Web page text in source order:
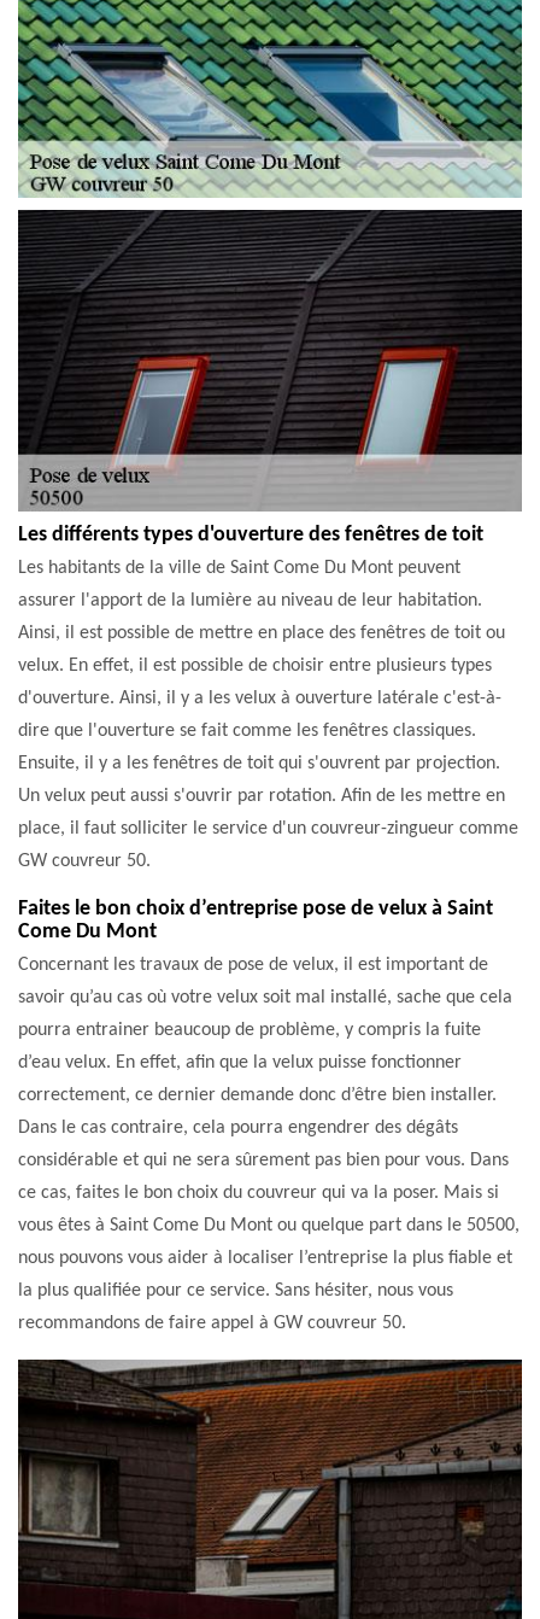
Les différents types d'ouverture des fenêtres de toit
Les habitants de la ville de Saint Come Du Mont peuvent
assurer l'apport de la lumière au niveau de leur habitation.
Ainsi, il est possible de mettre en place des fenêtres de toit ou
velux. En effet, il est possible de choisir entre plusieurs types
d'ouverture. Ainsi, il y a les velux à ouverture latérale c'est-à-
dire que l'ouverture se fait comme les fenêtres classiques.
Ensuite, il y a les fenêtres de toit qui s'ouvrent par projection.
Un velux peut aussi s'ouvrir par rotation. Afin de les mettre en
place, il faut solliciter le service d'un couvreur-zingueur comme
GW couvreur 50.
Faites le bon choix d’entreprise pose de velux à Saint
Come Du Mont
Concernant les travaux de pose de velux, il est important de
savoir qu’au cas où votre velux soit mal installé, sache que cela
pourra entrainer beaucoup de problème, y compris la fuite
d’eau velux. En effet, afin que la velux puisse fonctionner
correctement, ce dernier demande donc d’être bien installer.
Dans le cas contraire, cela pourra engendrer des dégâts
considérable et qui ne sera sûrement pas bien pour vous. Dans
ce cas, faites le bon choix du couvreur qui va la poser. Mais si
vous êtes à Saint Come Du Mont ou quelque part dans le 50500,
nous pouvons vous aider à localiser l’entreprise la plus fiable et
la plus qualifiée pour ce service. Sans hésiter, nous vous
recommandons de faire appel à GW couvreur 50.